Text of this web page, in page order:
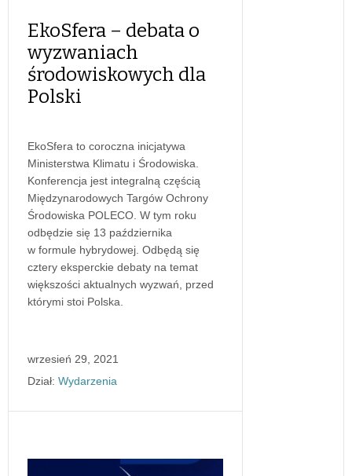
EkoSfera – debata o
wyzwaniach
środowiskowych dla
Polski
EkoSfera to coroczna inicjatywa
Ministerstwa Klimatu i Środowiska.
Konferencja jest integralną częścią
Międzynarodowych Targów Ochrony
Środowiska POLECO. W tym roku
odbędzie się 13 października
w formule hybrydowej. Odbędą się
cztery eksperckie debaty na temat
większości aktualnych wyzwań, przed
którymi stoi Polska.
wrzesień 29, 2021
Dział: Wydarzenia